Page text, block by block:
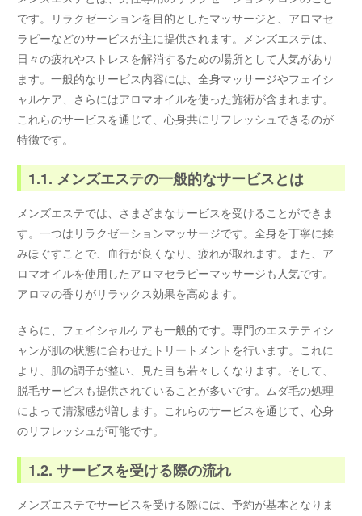
です。リラクゼーションを目的としたマッサージと、アロマセ
ラピーなどのサービスが主に提供されます。メンズエステは、
日々の疲れやストレスを解消するための場所として人気があり
ます。一般的なサービス内容には、全身マッサージやフェイシ
ャルケア、さらにはアロマオイルを使った施術が含まれます。
これらのサービスを通じて、心身共にリフレッシュできるのが
特徴です。
1.1. メンズエステの一般的なサービスとは
メンズエステでは、さまざまなサービスを受けることができま
す。一つはリラクゼーションマッサージです。全身を丁寧に揉
みほぐすことで、血行が良くなり、疲れが取れます。また、ア
ロマオイルを使用したアロマセラピーマッサージも人気です。
アロマの香りがリラックス効果を高めます。
さらに、フェイシャルケアも一般的です。専門のエステティシ
ャンが肌の状態に合わせたトリートメントを行います。これに
より、肌の調子が整い、見た目も若々しくなります。そして、
脱毛サービスも提供されていることが多いです。ムダ毛の処理
によって清潔感が増します。これらのサービスを通じて、心身
のリフレッシュが可能です。
1.2. サービスを受ける際の流れ
メンズエステでサービスを受ける際には、予約が基本となりま